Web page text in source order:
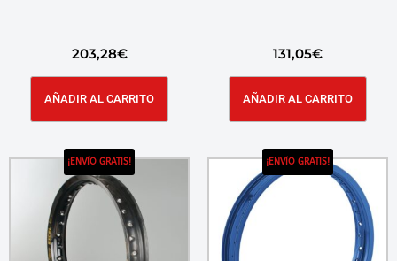
203,28€
AÑADIR AL CARRITO
131,05€
AÑADIR AL CARRITO
¡ENVÍO GRATIS! ¡ENVÍO GRATIS!